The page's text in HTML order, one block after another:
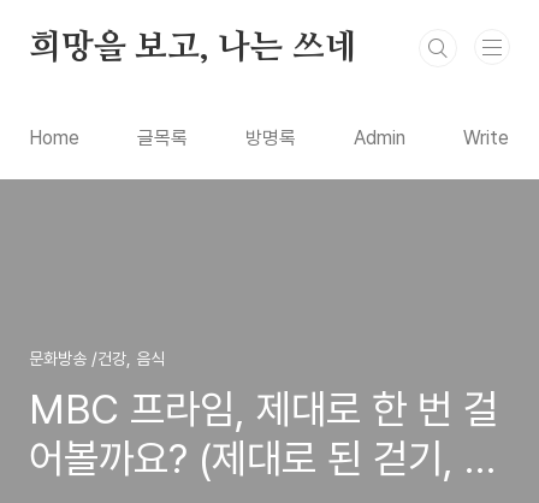
희망을 보고, 나는 쓰네
Home 글목록 방명록 Admin Write
문화방송 /건강, 음식
MBC 프라임, 제대로 한 번 걸
어볼까요? (제대로 된 걷기, 신